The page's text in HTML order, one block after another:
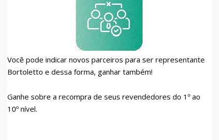
Você pode indicar novos parceiros para ser representante
Bortoletto e dessa forma, ganhar também!
Ganhe sobre a recompra de seus revendedores do 1º ao
10º nível.